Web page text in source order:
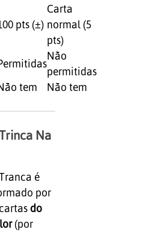
pts (±)
Carta
normal (5
pts)
Não
permitidas
tem Não tem
Na
é
por
do
(por